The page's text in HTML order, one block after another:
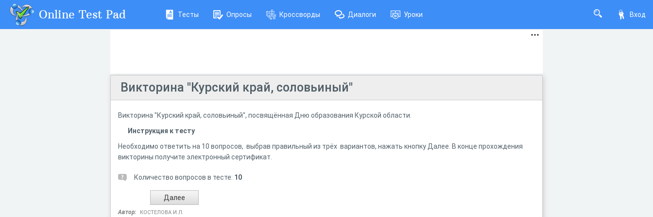
Вход
Online Test Pad Тесты Опросы Кроссворды Диалоги Уроки
Викторина "Курский край, соловьиный"
Викторина "Курский край, соловьиный", посвящённая Дню образования Курской области.
Инструкция к тесту
Необходимо ответить на 10 вопросов, выбрав правильный из трёх вариантов, нажать кнопку Далее. В конце прохождения
викторины получите электронный сертификат.
Количество вопросов в тесте: 10
Автор: КОСТЕЛОВА И.Л.